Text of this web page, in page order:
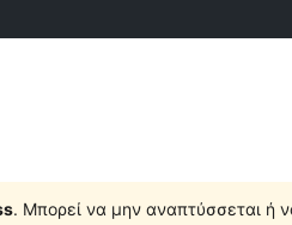
. Μπορεί να μην αναπτύσσεται ή